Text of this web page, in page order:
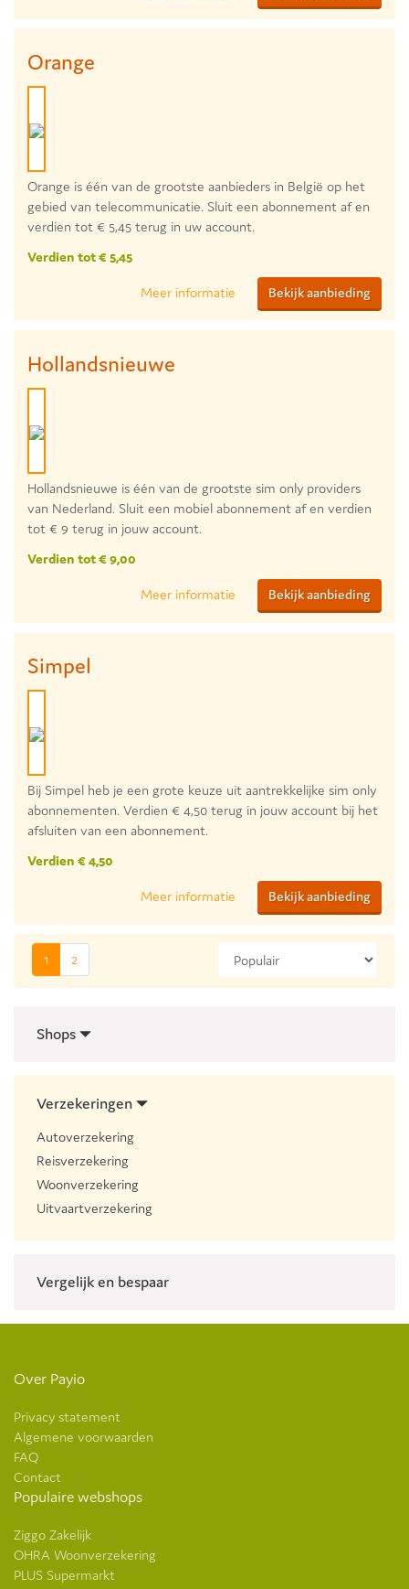
Orange
Orange is één van de grootste aanbieders in België op het
gebied van telecommunicatie. Sluit een abonnement af en
verdien tot € 5,45 terug in uw account.
Verdien tot € 5,45
Meer informatie Bekijk aanbieding
Hollandsnieuwe
Hollandsnieuwe is één van de grootste sim only providers
van Nederland. Sluit een mobiel abonnement af en verdien
tot € 9 terug in jouw account.
Verdien tot € 9,00
Meer informatie Bekijk aanbieding
Simpel
Bij Simpel heb je een grote keuze uit aantrekkelijke sim only
abonnementen. Verdien € 4,50 terug in jouw account bij het
afsluiten van een abonnement.
Verdien € 4,50
Meer informatie Bekijk aanbieding
1 2
Shops
Verzekeringen
Autoverzekering
Reisverzekering
Woonverzekering
Uitvaartverzekering
Vergelijk en bespaar
Over Payio
Privacy statement
Algemene voorwaarden
FAQ
Contact
Populaire webshops
Ziggo Zakelijk
OHRA Woonverzekering
PLUS Supermarkt